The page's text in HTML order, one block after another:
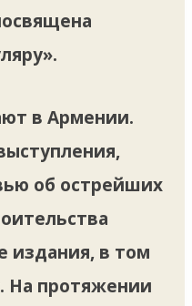
в Армении.
об острейших
издания, в том
На протяжении